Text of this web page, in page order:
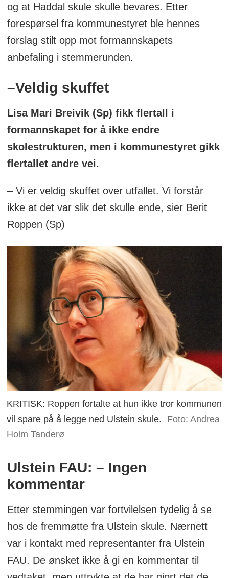
- Kersti Hasund (SV)
- Berit Roppen (Sp)
- Anders Myrene (KrF)
- Kjell Peter Lunde (KrF)
- Bennie Bantilan Hansen (Frp)
og at Haddal skule skulle bevares. Etter
forespørsel fra kommunestyret ble hennes
forslag stilt opp mot formannskapets
anbefaling i stemmerunden.
–Veldig skuffet
Lisa Mari Breivik (Sp) fikk flertall i
formannskapet for å ikke endre
skolestrukturen, men i kommunestyret gikk
flertallet andre vei.
– Vi er veldig skuffet over utfallet. Vi forstår
ikke at det var slik det skulle ende, sier Berit
Roppen (Sp)
KRITISK: Roppen fortalte at hun ikke tror kommunen
vil spare på å legge ned Ulstein skule.
Foto: Andrea
Holm Tanderø
Ulstein FAU: – Ingen
kommentar
Etter stemmingen var fortvilelsen tydelig å se
hos de fremmøtte fra Ulstein skule. Nærnett
var i kontakt med representanter fra Ulstein
FAU. De ønsket ikke å gi en kommentar til